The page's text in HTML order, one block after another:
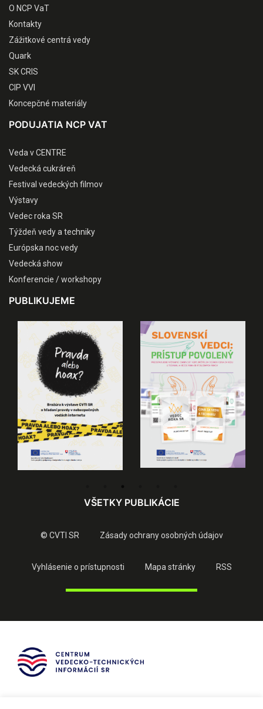
O NCP VaT
Kontakty
Zážitkové centrá vedy
Quark
SK CRIS
CIP VVI
Koncepčné materiály
PODUJATIA NCP VAT
Veda v CENTRE
Vedecká cukráreň
Festival vedeckých filmov
Výstavy
Vedec roka SR
Týždeň vedy a techniky
Európska noc vedy
Vedecká show
Konferencie / workshopy
PUBLIKUJEME
VŠETKY PUBLIKÁCIE
© CVTI SR Zásady ochrany osobných údajov
Vyhlásenie o prístupnosti Mapa stránky RSS